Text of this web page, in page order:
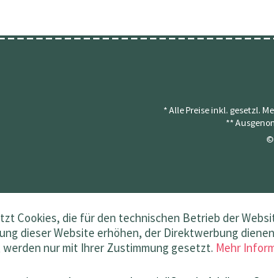
* Alle Preise inkl. gesetzl.
**
©
Cookies, die für den technischen Betrieb der
dieser Website erhöhen, der Direktwerbung
nur mit Ihrer Zustimmung gesetzt. Mehr